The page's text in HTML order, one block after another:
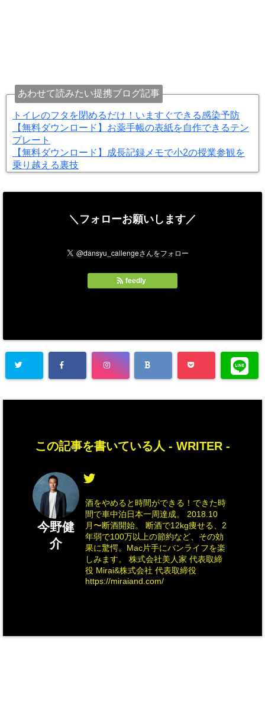
あわせて読みたい提携ブログ記事
トイレのフタを閉めるだけ！いますぐできる感染予防
【無料ダウンロード】お薬手帳の表紙を自作できるテン
プレート
【無料ダウンロード】成長記録メモで小2の授業参観を
乗り越える裏技
＼フォローお願いします／
feedly
この記事を書いている人 - WRITER -
今野健
介
酒をやめると時間ができる！できた時
間で車中泊日本一周達成。 2018.10
月〜断酒開始。 断酒で12kg痩せる、2
年弱で100万以上の節約など、その効
果に驚愕。Mac片手にバンライフを楽
しみます。 株式会社美人家 代表取締
役 Mirai&株式会社 代表取締役
https://miraiand.com/